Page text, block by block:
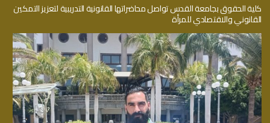
كلية الحقوق بجامعة القدس تواصل محاضراتها القانونية التدريبية لتعزيز التمكين
القانوني والاقتصادي للمرأة